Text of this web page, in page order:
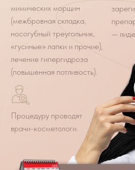
Процедуру проводят
врачи-косметологи.
(повышенная потливость).
ЗАПИСАТЬСЯ
на процедуру ботулинотерапии